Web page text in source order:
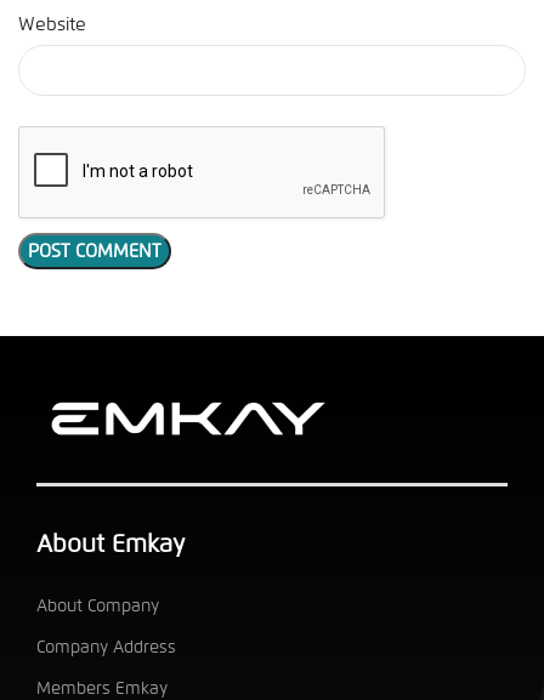
Website
About Emkay
About Company
Company Address
Members Emkay